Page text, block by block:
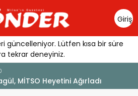
Giriş
Yap
güncelleniyor. Lütfen kısa bir süre
tekrar deneyiniz.
Sütüyle Başlıyor